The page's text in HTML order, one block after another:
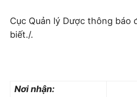
Cục Quản lý Dược thông báo
biết./.
Nơi nhận: